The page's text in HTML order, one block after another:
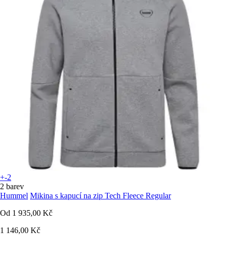
+-2
2 barev
Hummel Mikina s kapucí na zip Tech Fleece Regular
Od 1 935,00 Kč
1 146,00 Kč